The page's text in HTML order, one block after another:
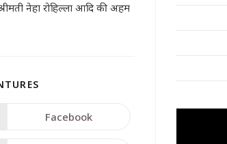
नेहा रोहिल्ला आदि की अहम
Facebook